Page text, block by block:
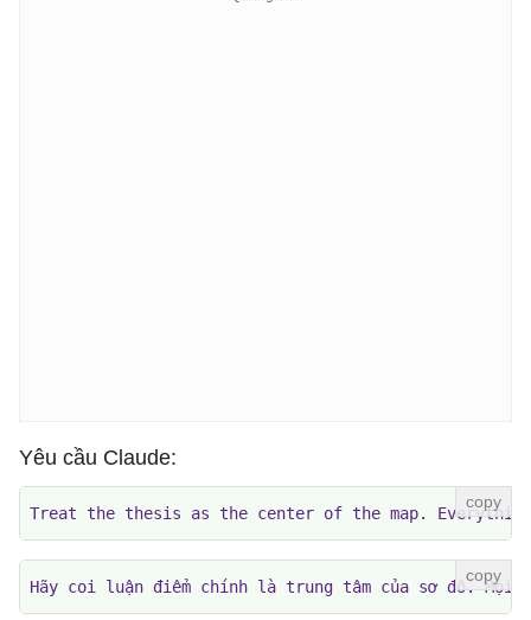
Yêu cầu Claude:
Treat the thesis as the center of the map.
Hãy coi luận điểm chính là trung tâm của sơ đồ. Mọi